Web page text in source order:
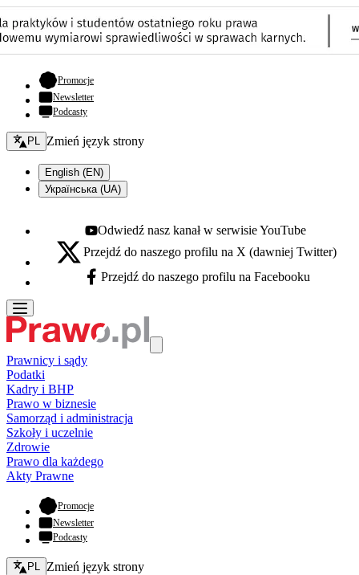
Promocje- otwiera się w nowej karcie
Newsletter
Podcasty
Zmień język - bieżący:
PL Zmień język strony
English (EN)
Українська (UA)
Youtube - otwiera się w nowej karcie
Odwiedź nasz kanał w serwisie YouTube
X - otwiera się w nowej karcie
Przejdź do naszego profilu na X (dawniej Twitter)
Facebook - otwiera się w nowej karcie
Przejdź do naszego profilu na Facebooku
Prawnicy i sądy
Podatki
Kadry i BHP
Prawo w biznesie
Samorząd i administracja
Szkoły i uczelnie
Zdrowie
Prawo dla każdego
Akty Prawne
Promocje- otwiera się w nowej karcie
Newsletter
Podcasty
Zmień język - bieżący:
PL Zmień język strony